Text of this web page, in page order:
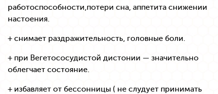
работоспособности,потери сна, аппетита снижении
настоения.
+ снимает раздражительность, головные боли.
+ при Вегетососудистой дистонии — значительно
облегчает состояние.
+ избавляет от бессонницы ( не слудует принимать